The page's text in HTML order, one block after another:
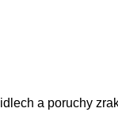
a poruchy